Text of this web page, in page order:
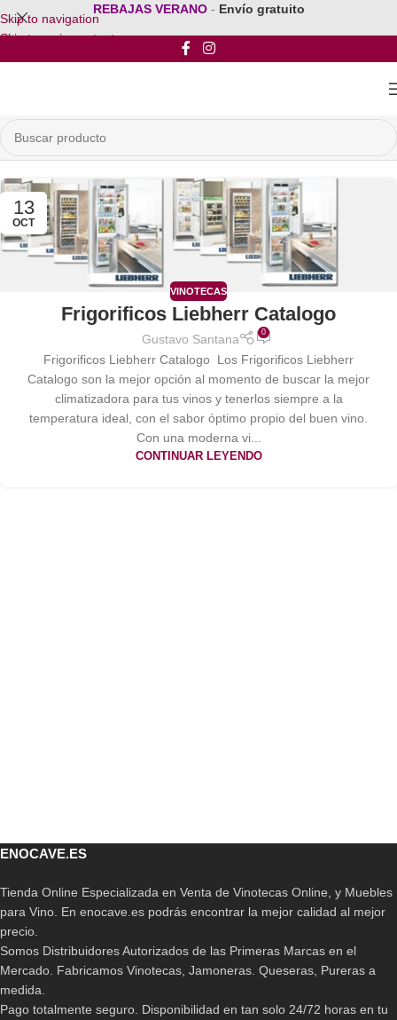
Skip to navigation
Skip to main content
REBAJAS VERANO - Envío gratuito
13
OCT
VINOTECAS
Frigorificos Liebherr Catalogo
Gustavo Santana 0
Frigorificos Liebherr Catalogo Los Frigorificos Liebherr
Catalogo son la mejor opción al momento de buscar la mejor
climatizadora para tus vinos y tenerlos siempre a la
temperatura ideal, con el sabor óptimo propio del buen vino.
Con una moderna vi...
CONTINUAR LEYENDO
ENOCAVE.ES
Tienda Online Especializada en Venta de Vinotecas Online, y Muebles
para Vino. En enocave.es podrás encontrar la mejor calidad al mejor
precio.
Somos Distribuidores Autorizados de las Primeras Marcas en el
Mercado. Fabricamos Vinotecas, Jamoneras. Queseras, Pureras a
medida.
Pago totalmente seguro. Disponibilidad en tan solo 24/72 horas en tu